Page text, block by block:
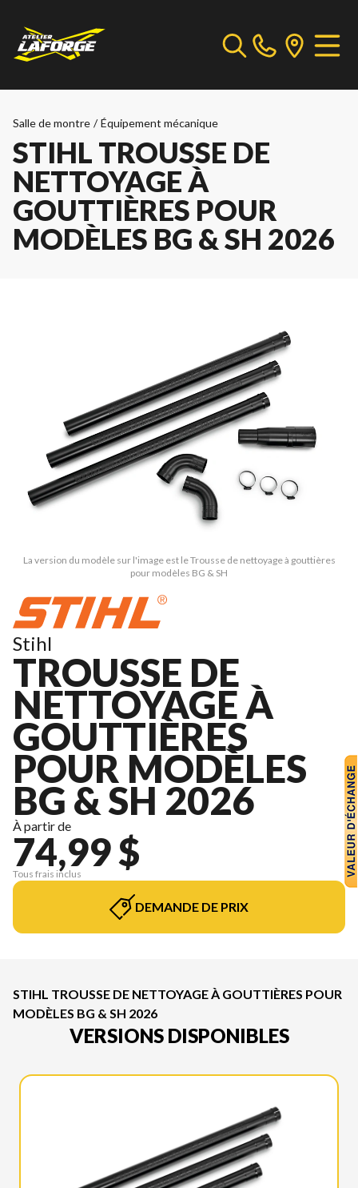
Salle de montre / Équipement mécanique
STIHL TROUSSE DE
NETTOYAGE À
GOUTTIÈRES POUR
MODÈLES BG & SH 2026
La version du modèle sur l'image est le Trousse de nettoyage à gouttières
pour modèles BG & SH
Stihl
TROUSSE DE
NETTOYAGE À
GOUTTIÈRES
POUR MODÈLES
BG & SH 2026
À partir de
74,99 $
Tous frais inclus
DEMANDE DE PRIX
STIHL TROUSSE DE NETTOYAGE À GOUTTIÈRES POUR
MODÈLES BG & SH 2026
VERSIONS DISPONIBLES